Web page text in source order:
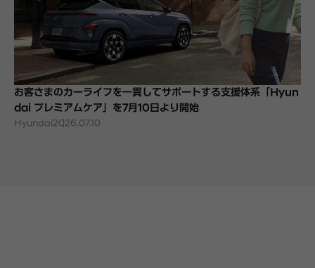
お客さまのカーライフを一貫してサポートする支援体系「Hyun
dai プレミアムケア」を7月10日より開始
Hyundai2026.07.10